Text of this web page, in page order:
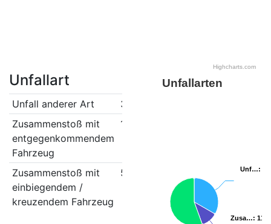
Highcharts.com
Unfallart
Unfall anderer Art
3
Zusammenstoß mit
entgegenkommendem
Fahrzeug
1
Zusammenstoß mit
einbiegendem /
kreuzendem Fahrzeug
5
Unfallarten
Unf…:
Unf…:
Zusa…: 11…
Zusa…: 11…